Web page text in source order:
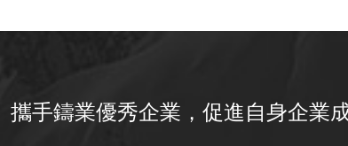
攜手鑄業優秀企業，促進自身企業